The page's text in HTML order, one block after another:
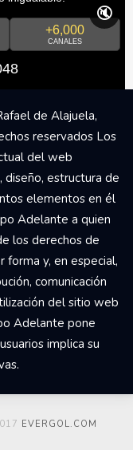
+6,000
CANALES
🔇
de Alajuela,
reservados Los
del web
diseño, estructura de
elementos en él
Adelante a quien
los derechos de
forma y, en especial,
comunicación
del sitio web
Adelante pone
implica su
EVERGOL.COM